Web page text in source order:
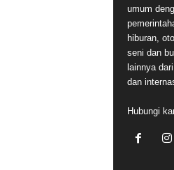
umum
hiburan,
seni dan
lainnya
dan
Hubungi